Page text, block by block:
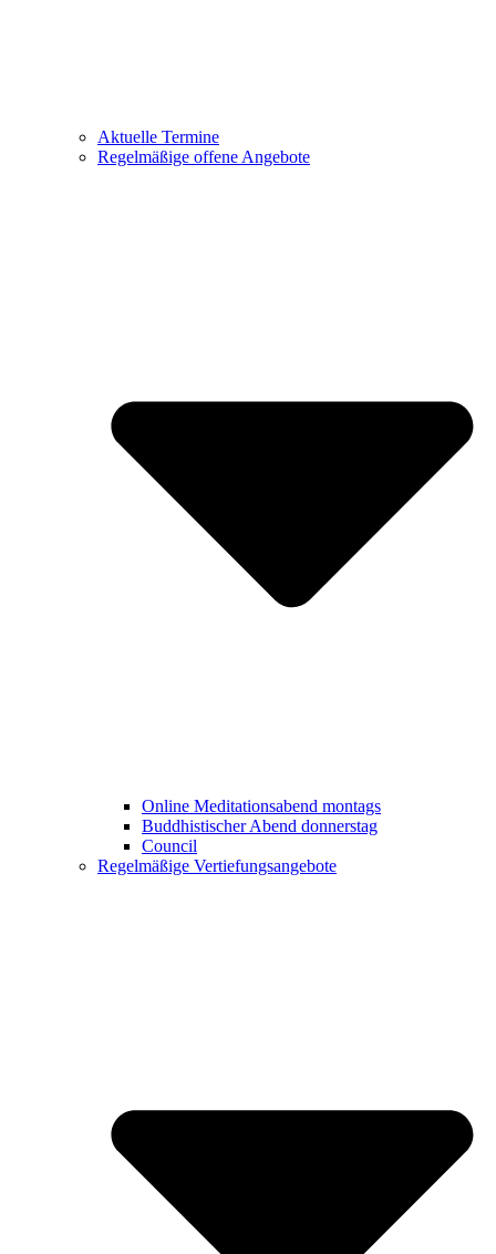
Aktuelle Termine
Regelmäßige offene Angebote
Online Meditationsabend montags
Buddhistischer Abend donnerstag
Council
Regelmäßige Vertiefungsangebote